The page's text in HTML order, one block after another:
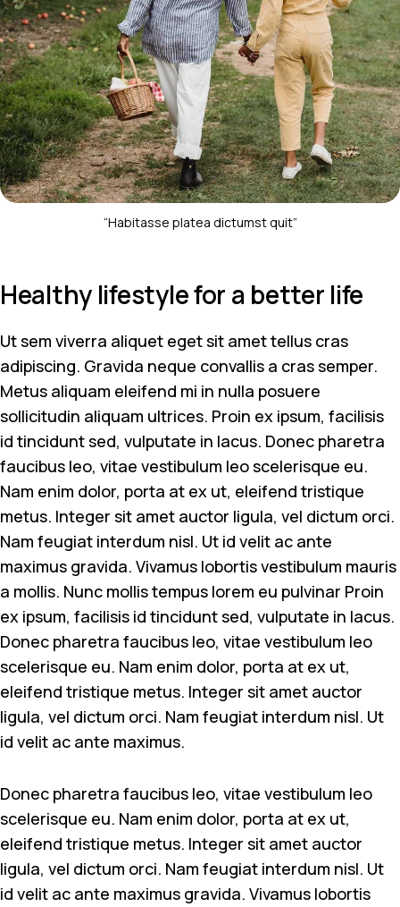
“Habitasse platea dictumst quit”
Healthy lifestyle for a better life
Ut sem viverra aliquet eget sit amet tellus cras
adipiscing. Gravida neque convallis a cras semper.
Metus aliquam eleifend mi in nulla posuere
sollicitudin aliquam ultrices. Proin ex ipsum, facilisis
id tincidunt sed, vulputate in lacus. Donec pharetra
faucibus leo, vitae vestibulum leo scelerisque eu.
Nam enim dolor, porta at ex ut, eleifend tristique
metus. Integer sit amet auctor ligula, vel dictum orci.
Nam feugiat interdum nisl. Ut id velit ac ante
maximus gravida. Vivamus lobortis vestibulum mauris
a mollis. Nunc mollis tempus lorem eu pulvinar Proin
ex ipsum, facilisis id tincidunt sed, vulputate in lacus.
Donec pharetra faucibus leo, vitae vestibulum leo
scelerisque eu. Nam enim dolor, porta at ex ut,
eleifend tristique metus. Integer sit amet auctor
ligula, vel dictum orci. Nam feugiat interdum nisl. Ut
id velit ac ante maximus.
Donec pharetra faucibus leo, vitae vestibulum leo
scelerisque eu. Nam enim dolor, porta at ex ut,
eleifend tristique metus. Integer sit amet auctor
ligula, vel dictum orci. Nam feugiat interdum nisl. Ut
id velit ac ante maximus gravida. Vivamus lobortis